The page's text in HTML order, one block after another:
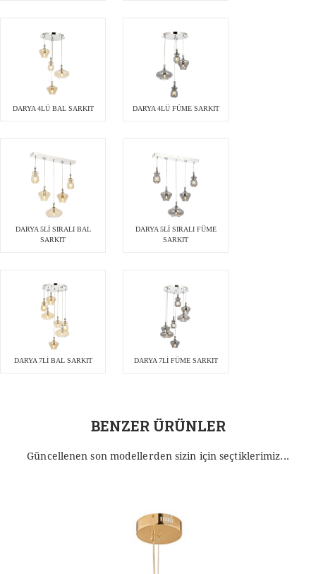
DARYA 4LÜ BAL SARKIT DARYA 4LÜ FÜME SARKIT
DARYA 5Lİ SIRALI BAL
SARKIT
DARYA 5Lİ SIRALI FÜME
SARKIT
DARYA 7Lİ BAL SARKIT DARYA 7Lİ FÜME SARKIT
BENZER ÜRÜNLER
Güncellenen son modellerden sizin için seçtiklerimiz...